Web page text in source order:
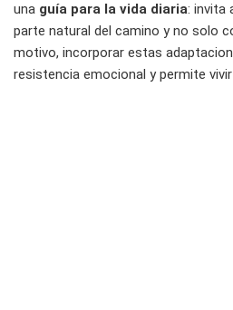
una guía para la vida diaria: invita
parte natural del camino y no solo
motivo, incorporar estas
resistencia emocional y permite